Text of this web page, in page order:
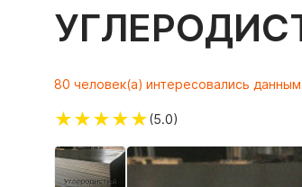
80 человек(а) интересовались
★★★★★(5.0)